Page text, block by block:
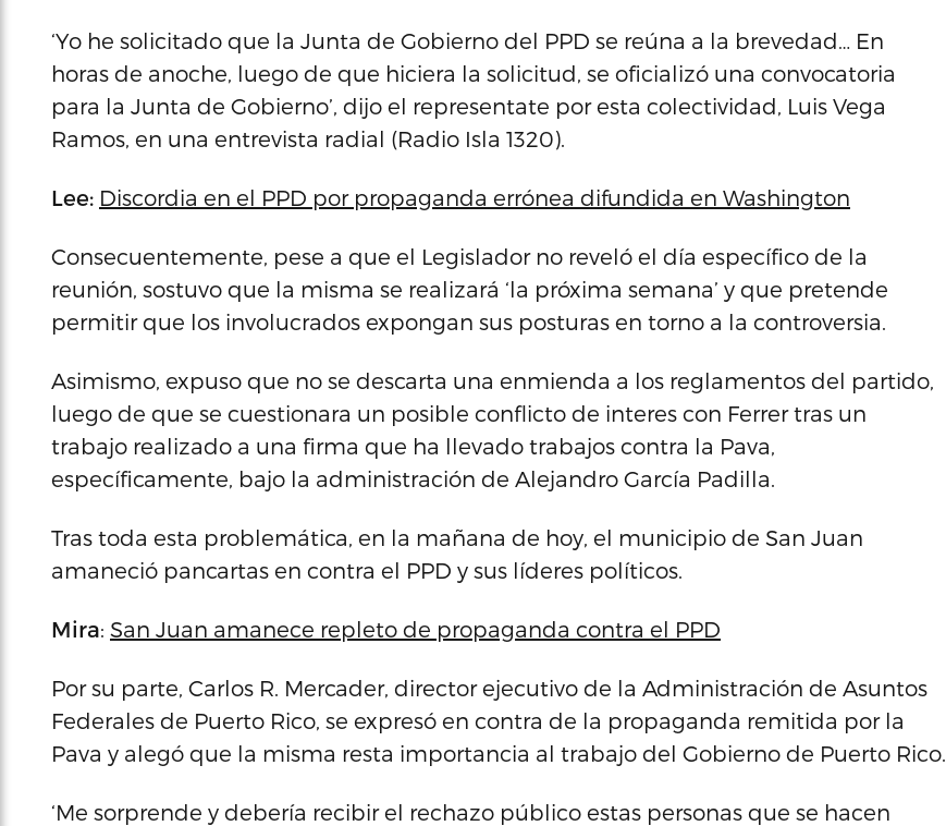
‘Yo he solicitado que la Junta de Gobierno del PPD se reúna a la brevedad… En
horas de anoche, luego de que hiciera la solicitud, se oficializó una convocatoria
para la Junta de Gobierno’, dijo el representate por esta colectividad, Luis Vega
Ramos, en una entrevista radial (Radio Isla 1320).
Lee: Discordia en el PPD por propaganda errónea difundida en Washington
Consecuentemente, pese a que el Legislador no reveló el día específico de la
reunión, sostuvo que la misma se realizará ‘la próxima semana’ y que pretende
permitir que los involucrados expongan sus posturas en torno a la controversia.
Asimismo, expuso que no se descarta una enmienda a los reglamentos del partido,
luego de que se cuestionara un posible conflicto de interes con Ferrer tras un
trabajo realizado a una firma que ha llevado trabajos contra la Pava,
específicamente, bajo la administración de Alejandro García Padilla.
Tras toda esta problemática, en la mañana de hoy, el municipio de San Juan
amaneció pancartas en contra el PPD y sus líderes políticos.
Mira: San Juan amanece repleto de propaganda contra el PPD
Por su parte, Carlos R. Mercader, director ejecutivo de la Administración de Asuntos
Federales de Puerto Rico, se expresó en contra de la propaganda remitida por la
Pava y alegó que la misma resta importancia al trabajo del Gobierno de Puerto Rico.
‘Me sorprende y debería recibir el rechazo público estas personas que se hacen